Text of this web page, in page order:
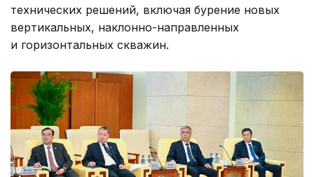
технических решений, включая бурение новых
вертикальных, наклонно-направленных
и горизонтальных скважин.